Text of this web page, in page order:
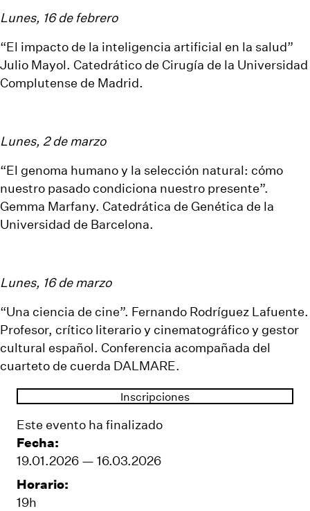
Lunes, 16 de febrero
“El impacto de la inteligencia artificial en la salud”
Julio Mayol. Catedrático de Cirugía de la Universidad
Complutense de Madrid.
Lunes, 2 de marzo
“El genoma humano y la selección natural: cómo
nuestro pasado condiciona nuestro presente”.
Gemma Marfany. Catedrática de Genética de la
Universidad de Barcelona.
Lunes, 16 de marzo
“Una ciencia de cine”. Fernando Rodríguez Lafuente.
Profesor, crítico literario y cinematográfico y gestor
cultural español. Conferencia acompañada del
cuarteto de cuerda DALMARE.
Inscripciones
Este evento ha finalizado
Fecha:
19.01.2026 — 16.03.2026
Horario:
19h